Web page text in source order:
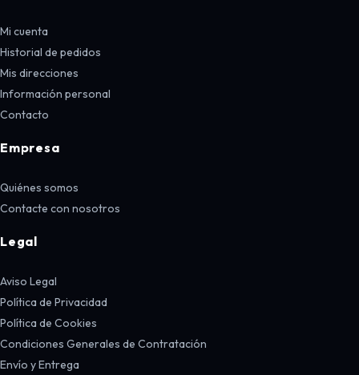
Mi cuenta
Historial de pedidos
Mis direcciones
Información personal
Contacto
Empresa
Quiénes somos
Contacte con nosotros
Legal
Aviso Legal
Política de Privacidad
Política de Cookies
Condiciones Generales de Contratación
Envío y Entrega